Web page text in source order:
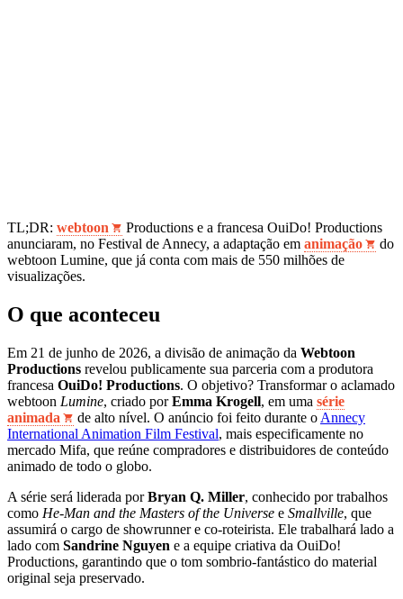
TL;DR: webtoon
Productions e a francesa OuiDo! Productions
anunciaram, no Festival de Annecy, a adaptação em animação
do
webtoon Lumine, que já conta com mais de 550 milhões de
visualizações.
O que aconteceu
Em 21 de junho de 2026, a divisão de animação da Webtoon
Productions revelou publicamente sua parceria com a produtora
francesa OuiDo! Productions. O objetivo? Transformar o aclamado
webtoon Lumine, criado porEmma Krogell, em uma série
animada
de alto nível. O anúncio foi feito durante o Annecy
International Animation Film Festival, mais especificamente no
mercado Mifa, que reúne compradores e distribuidores de conteúdo
animado de todo o globo.
A série será liderada porBryan Q. Miller, conhecido por trabalhos
como He-Man and the Masters of the Universe e Smallville, que
assumirá o cargo de showrunner e co‑roteirista. Ele trabalhará lado a
lado com Sandrine Nguyen e a equipe criativa da OuiDo!
Productions, garantindo que o tom sombrio‑fantástico do material
original seja preservado.